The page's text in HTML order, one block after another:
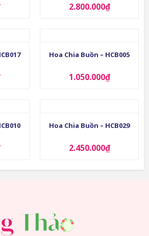
2.800.000₫
Hoa Chia Buồn – HCB005
1.050.000₫
Hoa Chia Buồn – HCB029
2.450.000₫